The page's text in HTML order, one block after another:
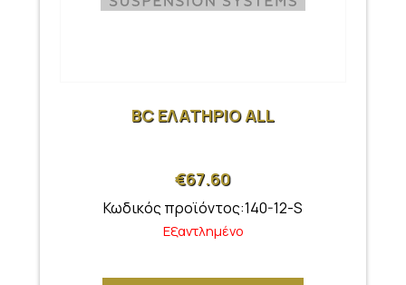
BC ΕΛΑΤΗΡΙΟ ALL
€67.60
Κωδικός προϊόντος:140-12-S
Εξαντλημένο